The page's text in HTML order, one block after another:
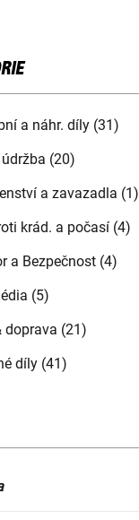
a náhr. díly (31)
údržba (20)
a zavazadla (1)
krád. a počasí (4)
a Bezpečnost (4)
(5)
doprava (21)
díly (41)